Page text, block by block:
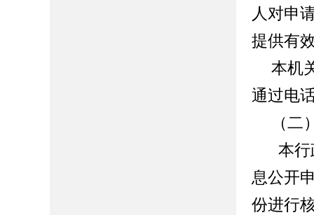
人对申
提供有
本机
通过电
（二
本
息公开
份进行